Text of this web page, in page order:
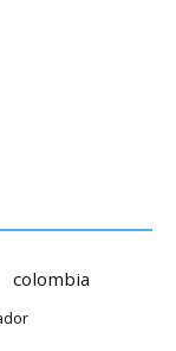
colombia